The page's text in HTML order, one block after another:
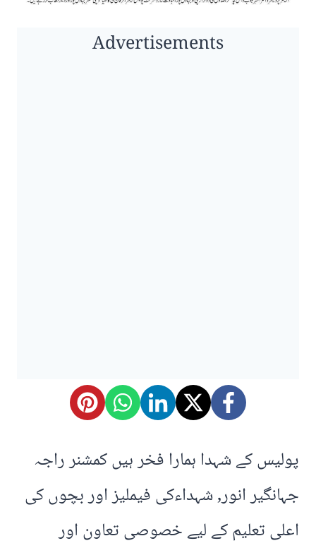
Advertisements
پولیس کے شہدا ہمارا فخر ہیں کمشنر راجہ
جہانگیر انور, شہداءکی فیملیز اور بچوں کی
اعلی تعلیم کے لیے خصوصی تعاون اور